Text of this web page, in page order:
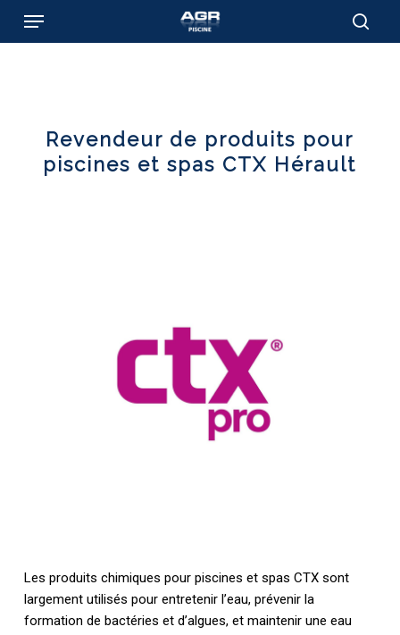
Menu
Revendeur de produits pour
piscines et spas CTX Hérault
Les produits chimiques pour piscines et spas CTX sont
largement utilisés pour entretenir l’eau, prévenir la
formation de bactéries et d’algues, et maintenir une eau